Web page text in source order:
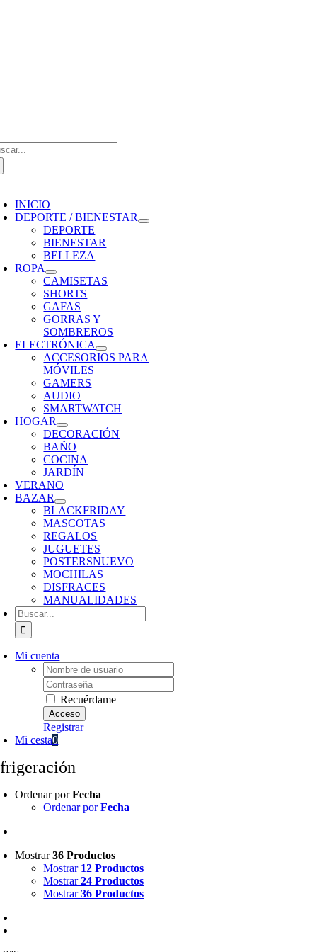
INICIO
DEPORTE / BIENESTAR
DEPORTE
BIENESTAR
BELLEZA
ROPA
CAMISETAS
SHORTS
GAFAS
GORRAS Y
SOMBREROS
ELECTRÓNICA
ACCESORIOS PARA
MÓVILES
GAMERS
AUDIO
SMARTWATCH
HOGAR
DECORACIÓN
BAÑO
COCINA
JARDÍN
VERANO
BAZAR
BLACKFRIDAY
MASCOTAS
REGALOS
JUGUETES
POSTERSNUEVO
MOCHILAS
DISFRACES
MANUALIDADES
Buscar:
Mi cuenta
Username:
Password:
Recuérdame
Registrar
Mi cesta0
Ordenar porFecha
Ordenar porFecha
Mostrar36 Productos
Mostrar 12 Productos
Mostrar24 Productos
Mostrar36 Productos